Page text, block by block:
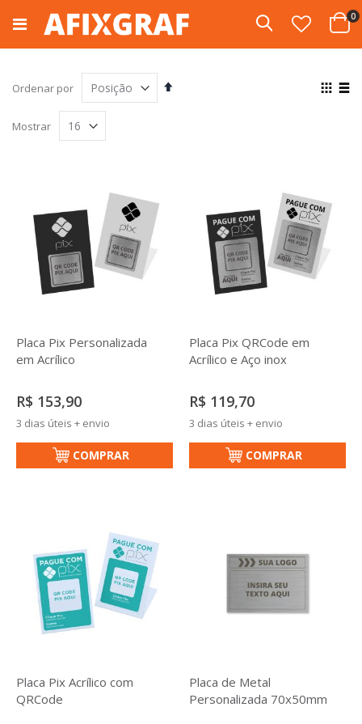
para
conteúdo
Cart
0
Pesquisa
Ordenar por
Definir
Ver
Mostrar
Placa Pix Personalizada
em Acrílico
R$ 153,90
3 dias úteis + envio
COMPRAR
Placa Pix QRCode em
Acrílico e Aço inox
R$ 119,70
3 dias úteis + envio
COMPRAR
Placa Pix Acrílico com
QRCode
Placa de Metal
Personalizada 70x50mm